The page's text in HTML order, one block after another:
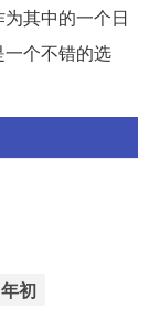
其中的一个日
个不错的选
年初